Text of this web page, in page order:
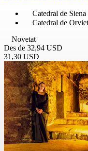
Catedral de
Catedral de
Novetat
Des de 32,94 USD
31,30 USD